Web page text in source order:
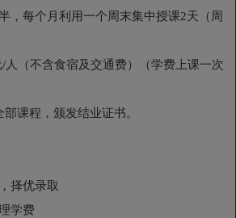
，每个月利用一个周末集中授课2天（周
/人（不含食宿及交通费）（学费上课一次
课程，颁发结业证书。
择优录取
学费